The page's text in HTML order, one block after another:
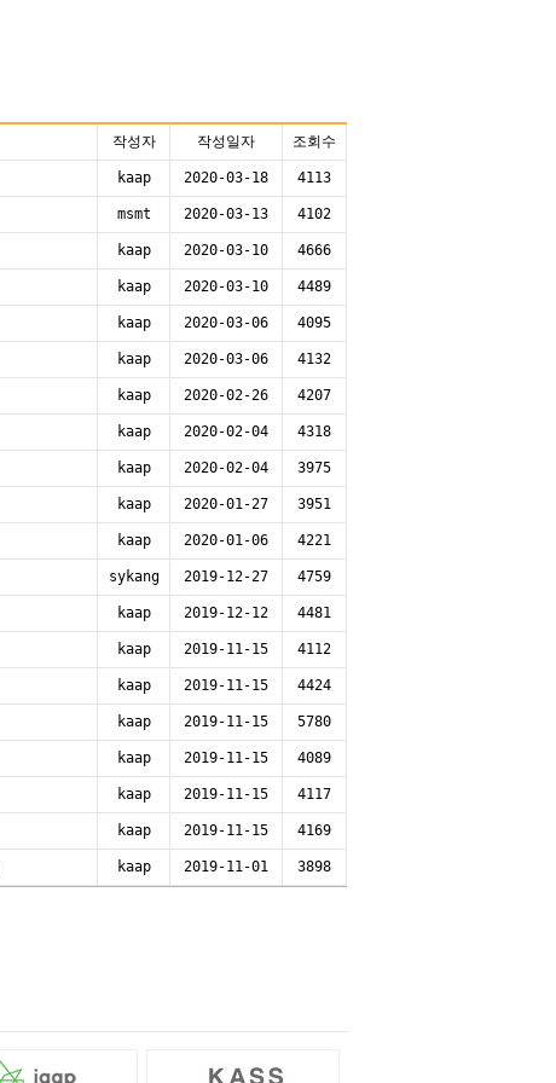
작성자 작성일자 조회수
kaap 2020-03-18 4113
msmt 2020-03-13 4102
kaap 2020-03-10 4666
kaap 2020-03-10 4489
kaap 2020-03-06 4095
kaap 2020-03-06 4132
kaap 2020-02-26 4207
kaap 2020-02-04 4318
kaap 2020-02-04 3975
kaap 2020-01-27 3951
kaap 2020-01-06 4221
sykang 2019-12-27 4759
kaap 2019-12-12 4481
kaap 2019-11-15 4112
kaap 2019-11-15 4424
kaap 2019-11-15 5780
kaap 2019-11-15 4089
kaap 2019-11-15 4117
kaap 2019-11-15 4169
kaap 2019-11-01
3898